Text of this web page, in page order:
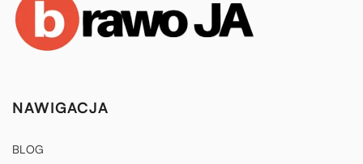
NAWIGACJA
BLOG